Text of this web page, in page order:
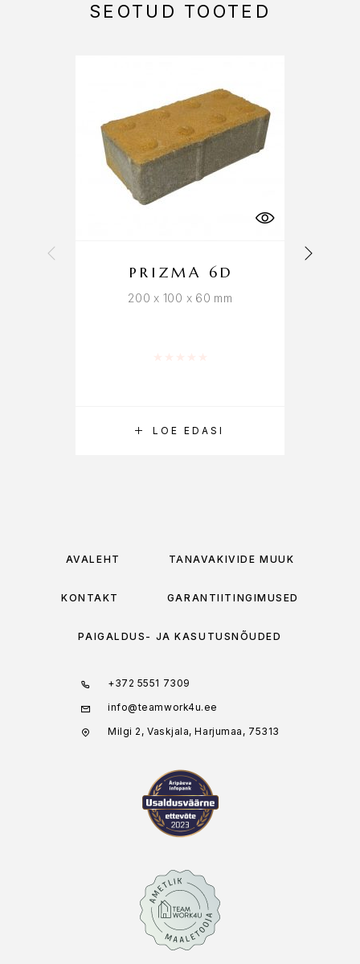
SEOTUD TOOTED
LOE EDASI
PRIZMA 6D
200 x 100 x 60 mm
AVALEHT TÄNAVAKIVIDE MÜÜK
KONTAKT GARANTIITINGIMUSED
PAIGALDUS- JA KASUTUSNÕUDED
+372 5551 7309
info@teamwork4u.ee
Milgi 2, Vaskjala, Harjumaa, 75313